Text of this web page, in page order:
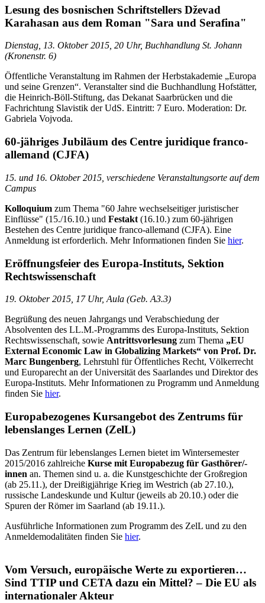
Lesung des bosnischen Schriftstellers Dževad
Karahasan aus dem Roman "Sara und Serafina"
Dienstag, 13. Oktober 2015, 20 Uhr, Buchhandlung St. Johann
(Kronenstr. 6)
Öffentliche Veranstaltung im Rahmen der Herbstakademie „Europa
und seine Grenzen“. Veranstalter sind die Buchhandlung Hofstätter,
die Heinrich-Böll-Stiftung, das Dekanat Saarbrücken und die
Fachrichtung Slavistik der UdS. Eintritt: 7 Euro. Moderation: Dr.
Gabriela Vojvoda.
60-jähriges Jubiläum des Centre juridique franco-
allemand (CJFA)
15. und 16. Oktober 2015, verschiedene Veranstaltungsorte auf dem
Campus
Kolloquium zum Thema "60 Jahre wechselseitiger juristischer
Einflüsse" (15./16.10.) und Festakt (16.10.) zum 60-jährigen
Bestehen des Centre juridique franco-allemand (CJFA). Eine
Anmeldung ist erforderlich. Mehr Informationen finden Sie hier.
Eröffnungsfeier des Europa-Instituts, Sektion
Rechtswissenschaft
19. Oktober 2015, 17 Uhr, Aula (Geb. A3.3)
Begrüßung des neuen Jahrgangs und Verabschiedung der
Absolventen des LL.M.-Programms des Europa-Instituts, Sektion
Rechtswissenschaft, sowie Antrittsvorlesung zum Thema „EU
External Economic Law in Globalizing Markets“ von Prof. Dr.
Marc Bungenberg, Lehrstuhl für Öffentliches Recht, Völkerrecht
und Europarecht an der Universität des Saarlandes und Direktor des
Europa-Instituts. Mehr Informationen zu Programm und Anmeldung
finden Sie hier.
Europabezogenes Kursangebot des Zentrums für
lebenslanges Lernen (ZelL)
Das Zentrum für lebenslanges Lernen bietet im Wintersemester
2015/2016 zahlreiche Kurse mit Europabezug für Gasthörer/-
innen an. Themen sind u. a. die Kunstgeschichte der Großregion
(ab 25.11.), der Dreißigjährige Krieg im Westrich (ab 27.10.),
russische Landeskunde und Kultur (jeweils ab 20.10.) oder die
Spuren der Römer im Saarland (ab 19.11.).
Ausführliche Informationen zum Programm des ZelL und zu den
Anmeldemodalitäten finden Sie hier.
Vom Versuch, europäische Werte zu exportieren…
Sind TTIP und CETA dazu ein Mittel? – Die EU als
internationaler Akteur